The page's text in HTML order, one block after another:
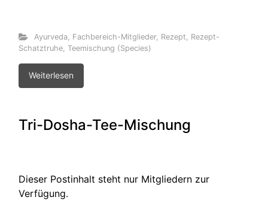
Ayurveda, Fachbereich-Mitglieder, Rezept
Rezept-
Schatztruhe Teemischung (Species)
Weiterlesen
Tri-Dosha-Tee-Mischung
Dieser Postinhalt steht nur Mitgliedern zur
Verfügung.